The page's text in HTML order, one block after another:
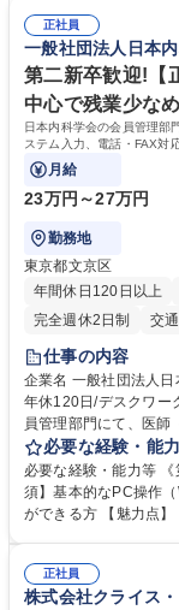
の他に担当頂く業務が発生する場
業務職/三井物産グルー
ション力がある方。 ・
方。多様な関係者と謙
ール管理が出来る方。
へのジョブローテーションの可能
院 大学 語学力： 資格
正社員
一般社団法人日本
第二新卒歓迎!【
中心で残業少な
日本内科学会の会員管理部
ステム入力、電話・FAX対
などにも幅広く携わってい
月給
23万円～27万円
勤務地
東京都文京区
年間休日120日以上
完全週休2日制
交
仕事の内容
企業名 一般社団法人日本内科学会 求人名 第二
年休120日/デスクワーク中心で残業少
員管理部門にて、医師
テム入力、電話・FAX
営事務局業務などにも幅広く
入力業務】 ・医師（
・年会費の徴収管理や
年休120日/デスクワー
必要な経験・能
必要な経験・能力等
須】基本的なPC操作
ができる方 【魅力点】 ・年休120日以上に加え、9時～17時の「実働7時
整、資料作成、当日の運営サポート 学歴・資
力： 資格：
正社員
株式会社クライス